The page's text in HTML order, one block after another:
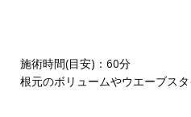
施術時間(目安)：60分
根元のボリュームやウエーブス